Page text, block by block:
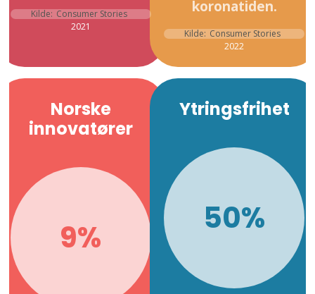
Kilde: Consumer Stories
2021
koronatiden.
Kilde: Consumer Stories
2022
Norske
innovatører
9%
Ytringsfrihet
50%